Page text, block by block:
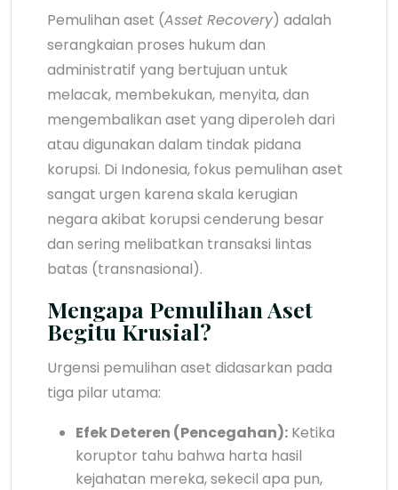
Pemulihan aset (Asset Recovery) adalah
serangkaian proses hukum dan
administratif yang bertujuan untuk
melacak, membekukan, menyita, dan
mengembalikan aset yang diperoleh dari
atau digunakan dalam tindak pidana
korupsi. Di Indonesia, fokus pemulihan aset
sangat urgen karena skala kerugian
negara akibat korupsi cenderung besar
dan sering melibatkan transaksi lintas
batas (transnasional).
Mengapa Pemulihan Aset
Begitu Krusial?
Urgensi pemulihan aset didasarkan pada
tiga pilar utama:
Efek Deteren (Pencegahan): Ketika
koruptor tahu bahwa harta hasil
kejahatan mereka, sekecil apa pun,